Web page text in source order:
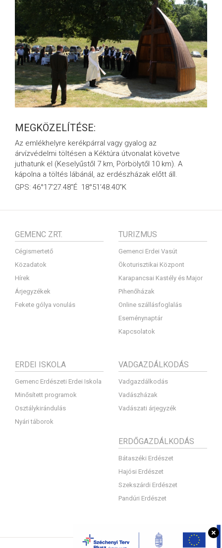
MEGKÖZELÍTÉSE:
Az emlékhelyre kerékpárral vagy gyalog az
árvízvédelmi töltésen a Kéktúra útvonalat követve
juthatunk el (Keselyűstől 7 km, Pörbölytől 10 km). A
kápolna a töltés lábánál, az erdészházak előtt áll.
GPS: 46°17’27.48″É 18°51’48.40″K
GEMENC ZRT.
Cégismertető
Közadatok
Hírek
Árjegyzékek
Fekete gólya vonulás
TURIZMUS
Gemenci Erdei Vasút
Ökoturisztikai Központ
Karapancsai Kastély és Major
Pihenőházak
Online szállásfoglalás
Eseménynaptár
Kapcsolatok
ERDEI ISKOLA
Gemenc Erdészeti Erdei Iskola
Minősített programok
Osztálykirándulás
Nyári táborok
VADGAZDÁLKODÁS
Vadgazdálkodás
Vadászházak
Vadászati árjegyzék
ERDŐGAZDÁLKODÁS
Bátaszéki Erdészet
Hajósi Erdészet
Szekszárdi Erdészet
Pandúri Erdészet